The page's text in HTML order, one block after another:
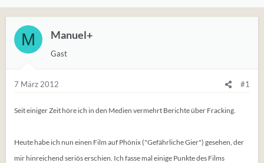
t
e
r
n
m
M Manuel+
Gast
7 März 2012 #1
Seit einiger Zeit höre ich in den Medien vermehrt Berichte über Fracking.
Heute habe ich nun einen Film auf Phönix ("Gefährliche Gier") gesehen, der
mir hinreichend seriös erschien. Ich fasse mal einige Punkte des Films